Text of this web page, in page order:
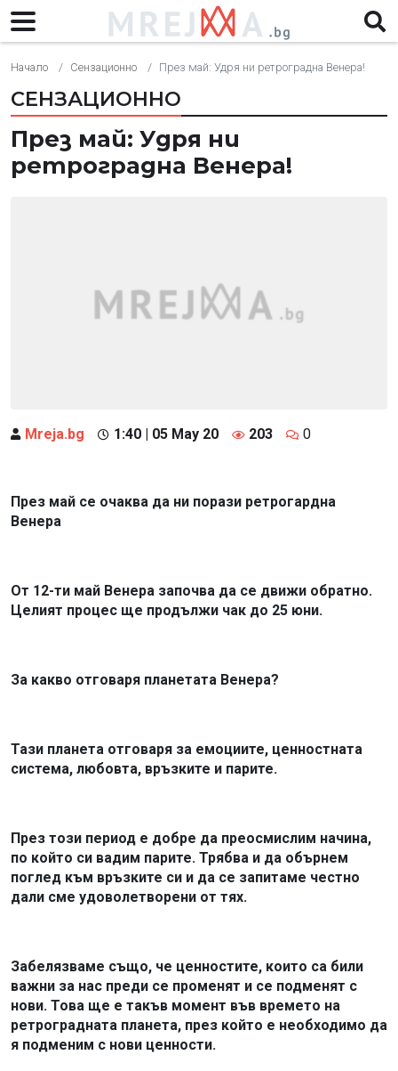
Начало Сензационно През май: Удря ни ретроградна Венера!
СЕНЗАЦИОННО
През май: Удря ни
ретроградна Венера!
Mreja.bg 1:40 | 05 May 20 203 0
През май се очаква да ни порази ретрогардна
Венера
От 12-ти май Венера започва да се движи обратно.
Целият процес ще продължи чак до 25 юни.
За какво отговаря планетата Венера?
Тази планета отговаря за емоциите, ценностната
система, любовта, връзките и парите.
През този период е добре да преосмислим начина,
по който си вадим парите. Трябва и да обърнем
поглед към връзките си и да се запитаме честно
дали сме удоволетворени от тях.
Забелязваме също, че ценностите, които са били
важни за нас преди се променят и се подменят с
нови. Това ще е такъв момент във времето на
ретроградната планета, през който е необходимо да
я подменим с нови ценности.